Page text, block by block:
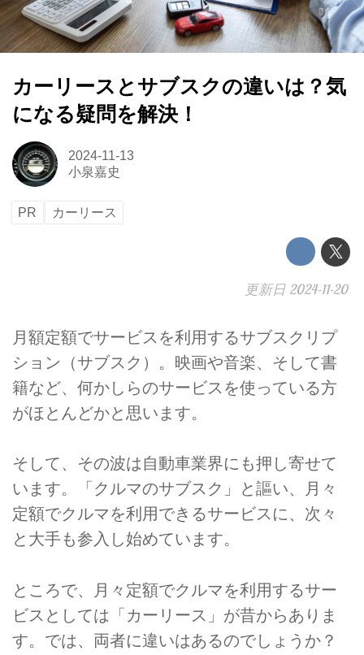
カーリースとサブスクの違いは？気
になる疑問を解決！
2024-11-13
小泉嘉史
PR カーリース
更新日 2024-11-20
月額定額でサービスを利用するサブスクリプ
ション（サブスク）。映画や音楽、そして書
籍など、何かしらのサービスを使っている方
がほとんどかと思います。
そして、その波は自動車業界にも押し寄せて
います。「クルマのサブスク」と謳い、月々
定額でクルマを利用できるサービスに、次々
と大手も参入し始めています。
ところで、月々定額でクルマを利用するサー
ビスとしては「カーリース」が昔からありま
す。では、両者に違いはあるのでしょうか？